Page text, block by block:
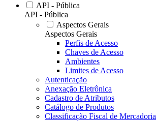
API - Pública
API - Pública
Aspectos Gerais
Aspectos Gerais
Perfis de Acesso
Chaves de Acesso
Ambientes
Limites de Acesso
Autenticação
Anexação Eletrônica
Cadastro de Atributos
Catálogo de Produtos
Classificação Fiscal de Mercadoria